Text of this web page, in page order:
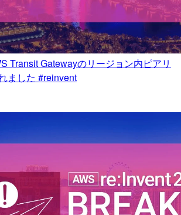
Transit Gatewayのリージョン内ピアリ
ました #reinvent